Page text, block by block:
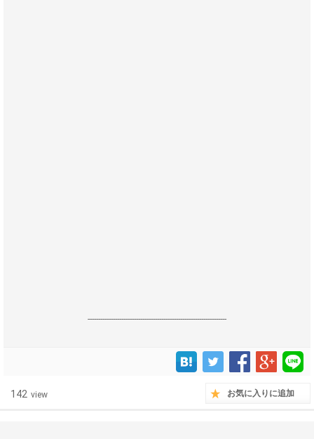
------------------------------------------------------------------
142 view お気に入りに追加